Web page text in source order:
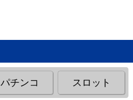
パチンコ スロット